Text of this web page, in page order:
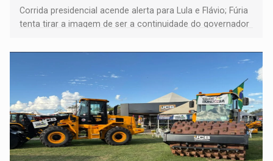
Corrida presidencial acende alerta para Lula e Flávio; Fúria
tenta tirar a imagem de ser a continuidade do governador
não ter entrado no modo eleição; ABAV faz evento em